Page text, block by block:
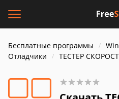
Бесплатные программы
Отладчики
ТЕСТЕР